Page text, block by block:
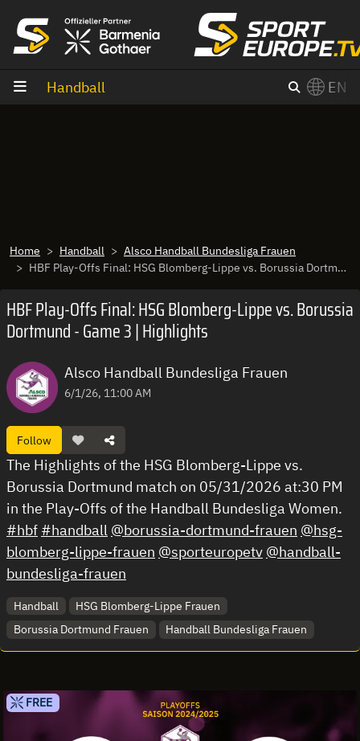
Handball EN
Home Handball
Alsco Handball Bundesliga Frauen
HBF Play-Offs Final: HSG Blomberg-Lippe vs. Borussia Dortmund - Game 3 | Highlights
HBF Play-Offs Final: HSG Blomberg-Lippe vs. Borussia
Dortmund - Game 3 | Highlights
Alsco Handball Bundesliga Frauen
6/1/26, 11:00 AM
Follow
The Highlights of the HSG Blomberg-Lippe vs.
Borussia Dortmund match on 05/31/2026 at:30 PM
in the Play-Offs of the Handball Bundesliga Women.
#hbf #handball @borussia-dortmund-frauen @hsg-
blomberg-lippe-frauen @sporteuropetv @handball-
bundesliga-frauen
Handball
HSG Blomberg-Lippe Frauen
Borussia Dortmund Frauen
Handball Bundesliga Frauen
FREE